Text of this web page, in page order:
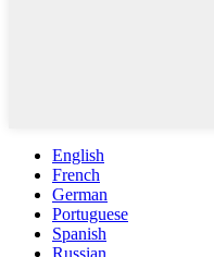
English
French
German
Portuguese
Spanish
Russian